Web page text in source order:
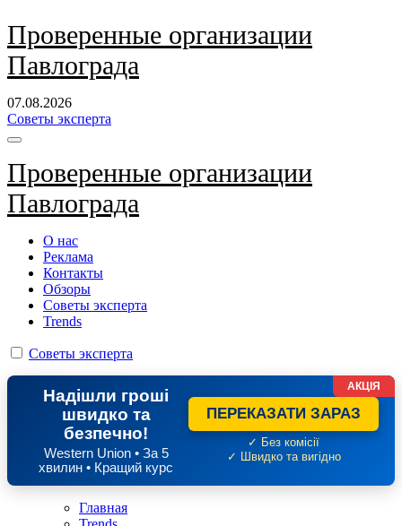
Перейти
к
содержанию
Проверенные организации
Павлограда
07.08.2026
Советы эксперта
Проверенные организации
Павлограда
О нас
Реклама
Контакты
Обзоры
Советы эксперта
Trends
Советы эксперта
Надішли гроші
швидко та
безпечно!
Western Union • За 5
хвилин • Кращий курс
ПЕРЕКАЗАТИ ЗАРАЗ
✓ Без комісії
✓ Швидко та вигідно
АКЦІЯ
Главная